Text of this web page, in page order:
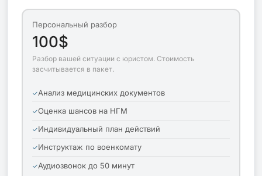
Персональный разбор
100$
Разбор вашей ситуации с юристом. Стоимость
засчитывается в пакет.
Анализ медицинских документов
Оценка шансов на НГМ
Индивидуальный план действий
Инструктаж по военкомату
Аудиозвонок до 50 минут